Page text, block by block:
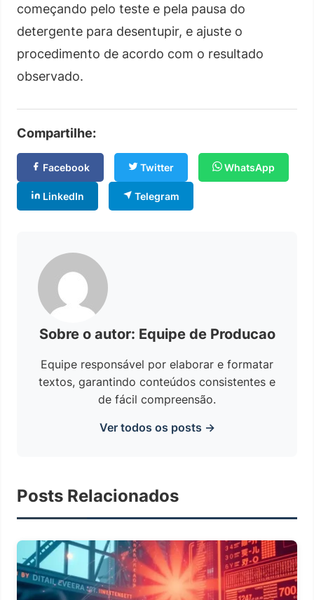
começando pelo teste e pela pausa do
detergente para desentupir, e ajuste o
procedimento de acordo com o resultado
observado.
Compartilhe:
Facebook Twitter WhatsApp
LinkedIn Telegram
Sobre o autor: Equipe de Producao
Equipe responsável por elaborar e formatar
textos, garantindo conteúdos consistentes e
de fácil compreensão.
Ver todos os posts →
Posts Relacionados